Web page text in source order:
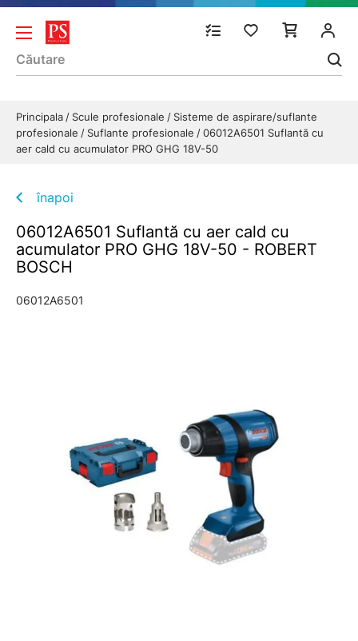
Principala Scule profesionale
Sisteme de aspirare/suflante
profesionale
Suflante profesionale
06012A6501 Suflantă cu
aer cald cu acumulator PRO GHG 18V-50
înapoi
06012A6501 Suflantă cu aer cald cu
acumulator PRO GHG 18V-50 - ROBERT
BOSCH
06012A6501